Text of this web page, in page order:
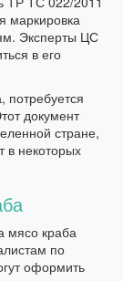
маркировка
Эксперты ЦС
в его
потребуется
документ
стране,
в некоторых
мясо краба
по
оформить